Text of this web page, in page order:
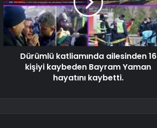
Dürümlü katliamında ailesinden 16
kişiyi kaybeden Bayram Yaman
hayatını kaybetti.